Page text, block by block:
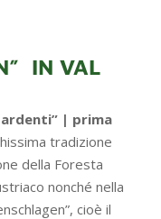
IN VAL
ardenti” | prima
tradizione
della Foresta
nonché nella
cioè il